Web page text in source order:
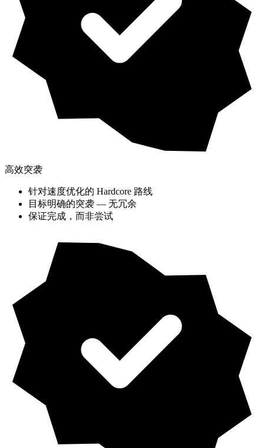
高效突袭
针对速度优化的 Hardcore 路线
目标明确的突袭 — 无冗余
保证完成，而非尝试